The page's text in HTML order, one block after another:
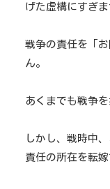
げた虚構にすぎま
戦争の責任を「
ん。
あくまでも戦争
しかし、戦時中
責任の所在を転嫁